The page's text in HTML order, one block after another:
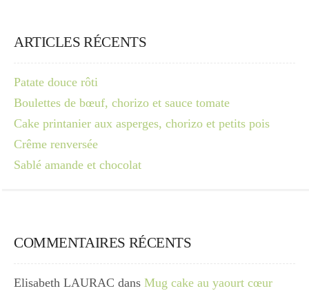
ARTICLES RÉCENTS
Patate douce rôti
Boulettes de bœuf, chorizo et sauce tomate
Cake printanier aux asperges, chorizo et petits pois
Crême renversée
Sablé amande et chocolat
COMMENTAIRES RÉCENTS
Elisabeth LAURAC dans Mug cake au yaourt cœur